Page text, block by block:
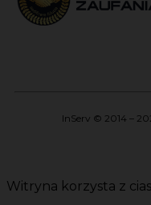
InServ © 2014 –
Witryna korzysta z